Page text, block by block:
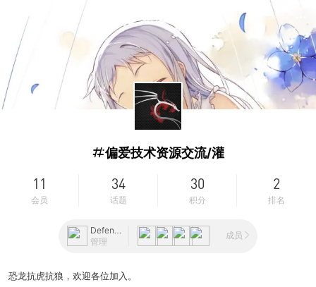
群组
偏爱技术资源交流/灌
11
会员
34
话题
30
积分
2
排名
Defender
管理
成员
恐龙抗虎抗狼，欢迎各位加入。